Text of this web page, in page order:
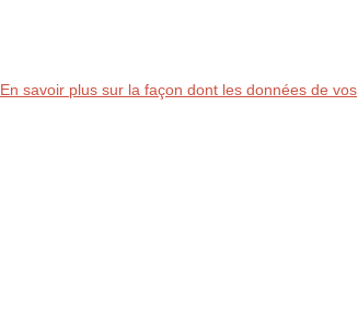
En savoir plus sur la façon dont les données de vos